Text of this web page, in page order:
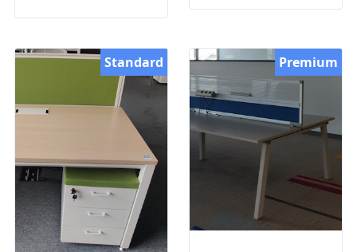
Standard Premium